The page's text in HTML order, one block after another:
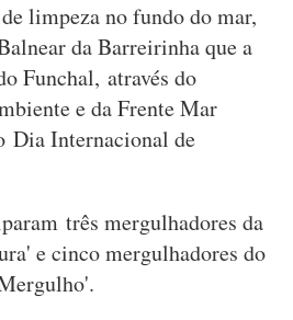
limpeza no fundo do mar,
da Barreirinha que a
Funchal, através do
e da Frente Mar
Dia Internacional de
três mergulhadores da
e cinco mergulhadores do